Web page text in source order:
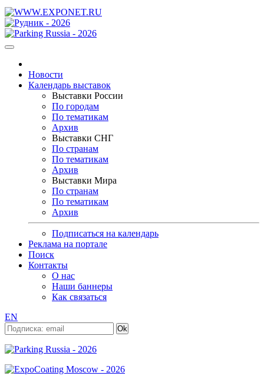
Новости
Календарь выставок
Выставки России
По городам
По тематикам
Архив
Выставки СНГ
По странам
По тематикам
Архив
Выставки Мира
По странам
По тематикам
Архив
Подписаться на календарь
Реклама на портале
Поиск
Контакты
О нас
Наши баннеры
Как связаться
EN